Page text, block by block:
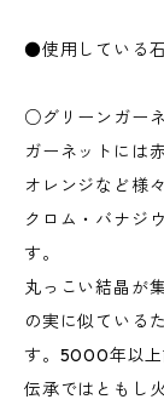
●使用している
○グリーンガー
ガーネットには
オレンジなど様
クロム・バナジ
す。
丸っこい結晶が
の実に似ている
す。5000年以上
伝承ではともし